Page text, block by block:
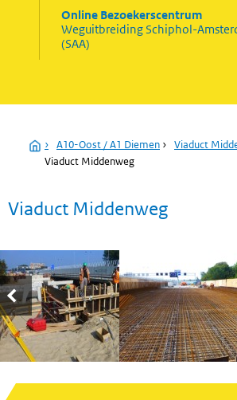
Online Bezoekerscentrum
WeguitbreidingSchiphol-
(SAA)
Home
› A10-Oost / A1 Diemen › Viaduct
Viaduct Middenweg
Viaduct Middenweg